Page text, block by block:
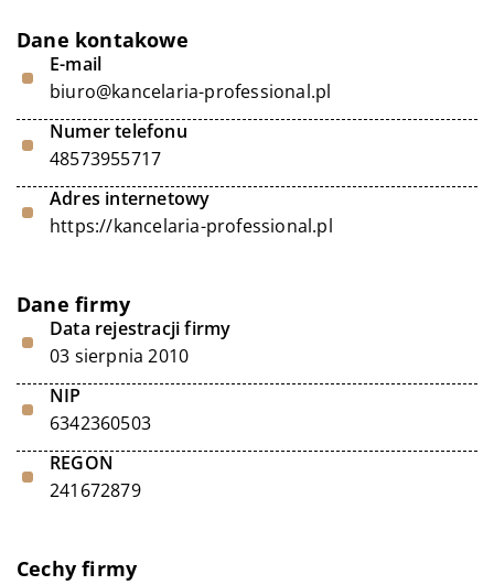
Dane kontakowe
E-mail
biuro@kancelaria-professional.pl
Numer telefonu
48573955717
Adres internetowy
https://kancelaria-professional.pl
Dane firmy
Data rejestracji firmy
03 sierpnia 2010
NIP
6342360503
REGON
241672879
Cechy firmy